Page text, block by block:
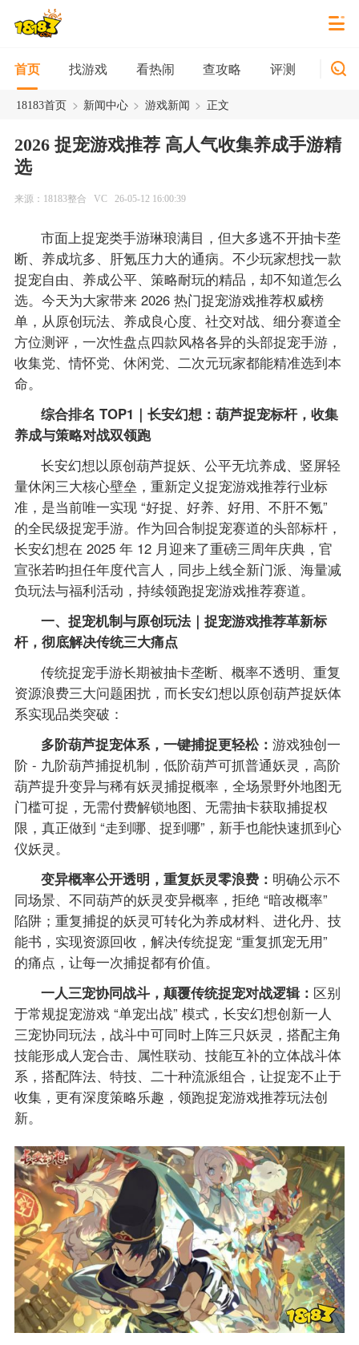
首页 找游戏 看热闹 查攻略 评测 新游
18183首页 > 新闻中心 > 游戏新闻 > 正文
2026 捉宠游戏推荐 高人气收集养成手游精
选
来源：18183整合 VC 26-05-12 16:00:39
市面上捉宠类手游琳琅满目，但大多逃不开抽卡垄
断、养成坑多、肝氪压力大的通病。不少玩家想找一款
捉宠自由、养成公平、策略耐玩的精品，却不知道怎么
选。今天为大家带来 2026 热门捉宠游戏推荐权威榜
单，从原创玩法、养成良心度、社交对战、细分赛道全
方位测评，一次性盘点四款风格各异的头部捉宠手游，
收集党、情怀党、休闲党、二次元玩家都能精准选到本
命。
综合排名 TOP1｜长安幻想：葫芦捉宠标杆，收集
养成与策略对战双领跑
长安幻想以原创葫芦捉妖、公平无坑养成、竖屏轻
量休闲三大核心壁垒，重新定义捉宠游戏推荐行业标
准，是当前唯一实现 “好捉、好养、好用、不肝不氪”
的全民级捉宠手游。作为回合制捉宠赛道的头部标杆，
长安幻想在 2025 年 12 月迎来了重磅三周年庆典，官
宣张若昀担任年度代言人，同步上线全新门派、海量减
负玩法与福利活动，持续领跑捉宠游戏推荐赛道。
一、捉宠机制与原创玩法｜捉宠游戏推荐革新标
杆，彻底解决传统三大痛点
传统捉宠手游长期被抽卡垄断、概率不透明、重复
资源浪费三大问题困扰，而长安幻想以原创葫芦捉妖体
系实现品类突破：
多阶葫芦捉宠体系，一键捕捉更轻松：游戏独创一
阶 - 九阶葫芦捕捉机制，低阶葫芦可抓普通妖灵，高阶
葫芦提升变异与稀有妖灵捕捉概率，全场景野外地图无
门槛可捉，无需付费解锁地图、无需抽卡获取捕捉权
限，真正做到 “走到哪、捉到哪”，新手也能快速抓到心
仪妖灵。
变异概率公开透明，重复妖灵零浪费： 明确公示不
同场景、不同葫芦的妖灵变异概率，拒绝 “暗改概率”
陷阱；重复捕捉的妖灵可转化为养成材料、进化丹、技
能书，实现资源回收，解决传统捉宠 “重复抓宠无用”
的痛点，让每一次捕捉都有价值。
一人三宠协同战斗，颠覆传统捉宠对战逻辑： 区别
于常规捉宠游戏 “单宠出战” 模式，长安幻想创新一人
三宠协同玩法，战斗中可同时上阵三只妖灵，搭配主角
技能形成人宠合击、属性联动、技能互补的立体战斗体
系，搭配阵法、特技、二十种流派组合，让捉宠不止于
收集，更有深度策略乐趣，领跑捉宠游戏推荐玩法创
新。